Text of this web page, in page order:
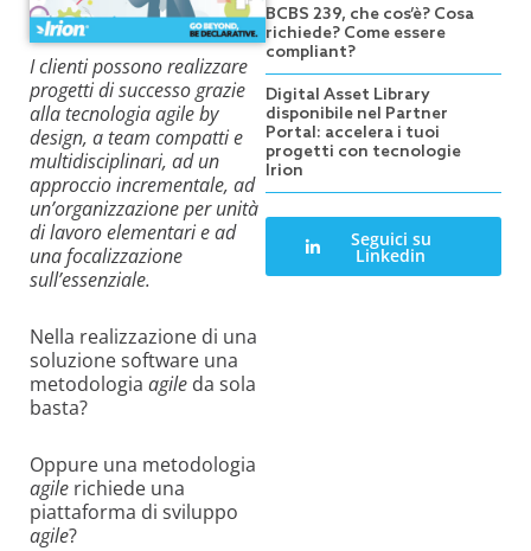
I clienti possono realizzare
progetti di successo grazie
alla tecnologia agile by
design, a team compatti e
multidisciplinari, ad un
approccio incrementale, ad
un’organizzazione per unità
di lavoro elementari e ad
una focalizzazione
sull’essenziale.
Nella realizzazione di una
soluzione software una
metodologia agile da sola
basta?
Oppure una metodologia
agile richiede una
piattaforma di sviluppo
agile?
BCBS 239, che cos’è? Cosa
richiede? Come essere
compliant?
Digital Asset Library
disponibile nel Partner
Portal: accelera i tuoi
progetti con tecnologie
Irion
Seguici su
Linkedin